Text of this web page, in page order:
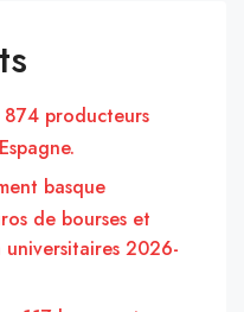
874 producteurs
basque
de bourses et
2026-